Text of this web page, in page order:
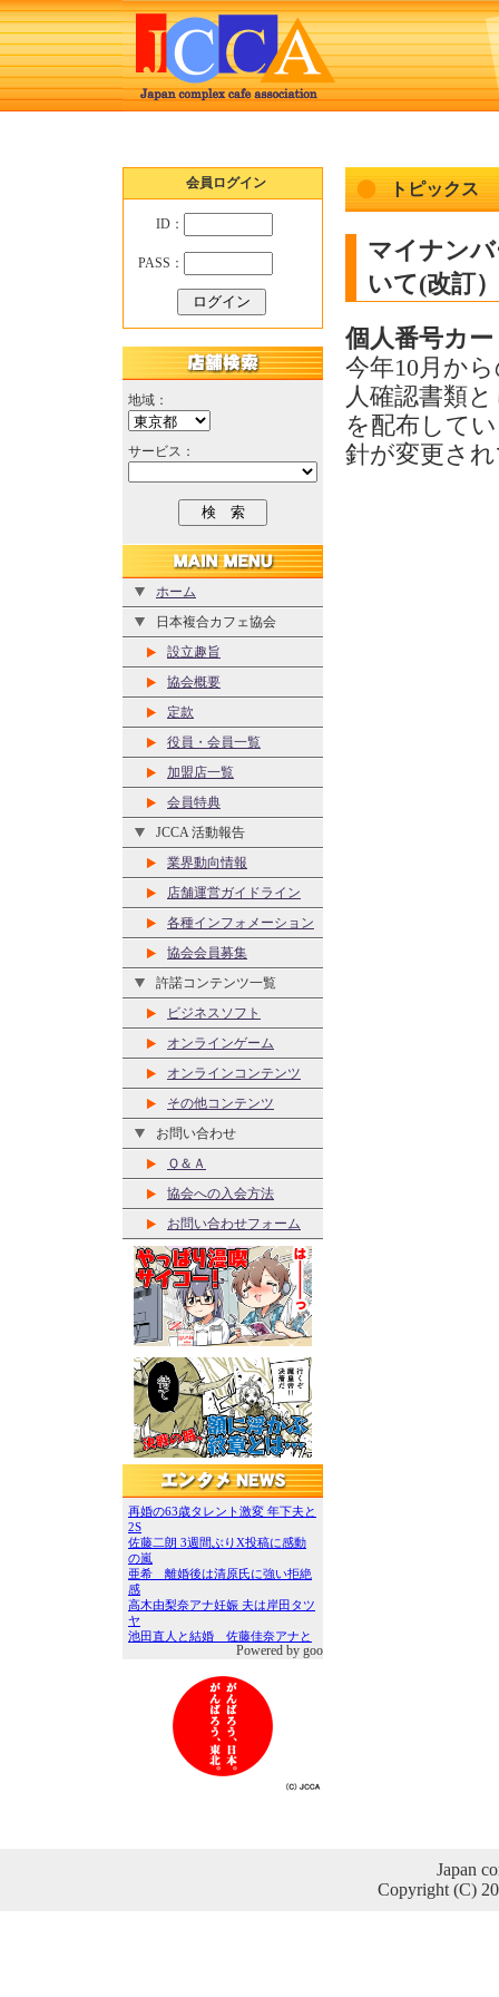
会員ログイン
ID：
PASS：
地域：
サービス：
ホーム
日本複合カフェ協会
設立趣旨
協会概要
定款
役員・会員一覧
加盟店一覧
会員特典
JCCA 活動報告
業界動向情報
店舗運営ガイドライン
各種インフォメーション
協会会員募集
許諾コンテンツ一覧
ビジネスソフト
オンラインゲーム
オンラインコンテンツ
その他コンテンツ
お問い合わせ
Ｑ＆Ａ
協会への入会方法
お問い合わせフォーム
Powered by goo
トピックス
マイナン
いて(改訂
個人番号カ
今年10月か
人確認書類
を配布して
針が変更さ
Japan
Copyright (C)